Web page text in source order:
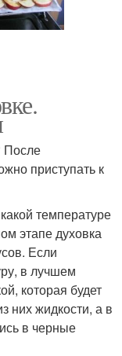
После
приступать к
температуре
этапе духовка
Если
в лучшем
которая будет
них жидкости, а в
в черные